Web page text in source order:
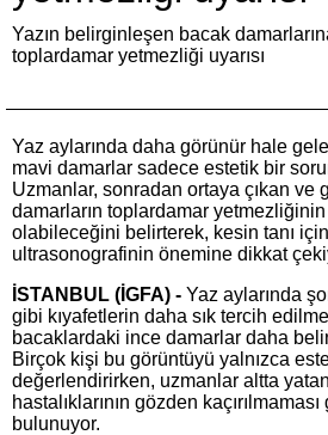
Yazın belirginleşen bacak
toplardamar yetmezliği uyarısı
Yaz aylarında daha görünür hale
mavi damarlar sadece estetik bir
Uzmanlar, sonradan ortaya çıkan ve
damarların toplardamar
olabileceğini belirterek, kesin tanı
ultrasonografinin önemine dikkat
İSTANBUL (İGFA) - Yaz aylarında
gibi kıyafetlerin daha sık tercih
bacaklardaki ince damarlar daha
Birçok kişi bu görüntüyü yalnızca
değerlendirirken, uzmanlar altta
hastalıklarının gözden
bulunuyor.